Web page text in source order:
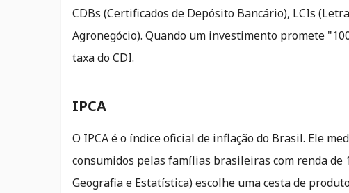
CDBs (Certificados de Depósito Bancário), LCIs
Agronegócio). Quando um investimento promete
taxa do CDI.
IPCA
O IPCA é o índice oficial de inflação do Brasil. Ele
consumidos pelas famílias brasileiras com renda
Geografia e Estatística) escolhe uma cesta de